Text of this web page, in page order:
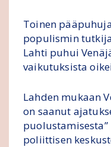
Toinen
populismin
Lahti puhui
vaikutuksista
Lahden mukaan
on saanut
poliittisen